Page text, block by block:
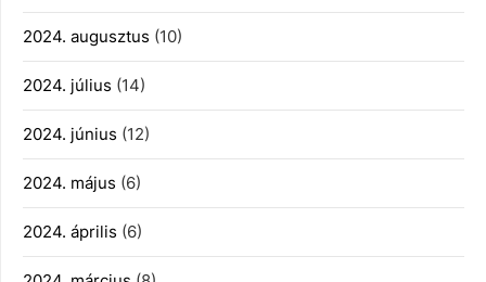
2024. augusztus (10)
2024. július (14)
2024. június (12)
2024. május (6)
2024. április (6)